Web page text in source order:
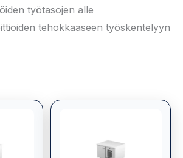
työtasojen alle
tehokkaaseen työskentelyyn